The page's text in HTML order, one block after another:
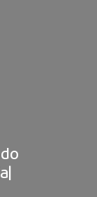
do
a